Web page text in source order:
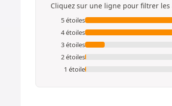
Cliquez sur une ligne pour filtrer les
5 étoiles
4 étoiles
3 étoiles
2 étoiles
1 étoile